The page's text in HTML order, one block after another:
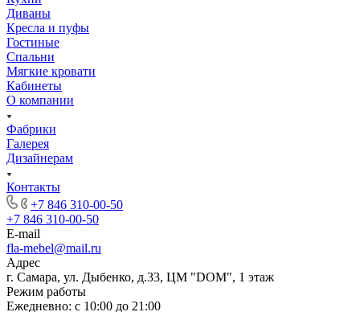
Диваны
Кресла и пуфы
Гостиные
Спальни
Мягкие кровати
Кабинеты
О компании
Фабрики
Галерея
Дизайнерам
Контакты
+7 846 310-00-50
+7 846 310-00-50
E-mail
fla-mebel@mail.ru
Адрес
г. Самара, ул. Дыбенко, д.33, ЦМ "DOM", 1 этаж
Режим работы
Ежедневно: с 10:00 до 21:00